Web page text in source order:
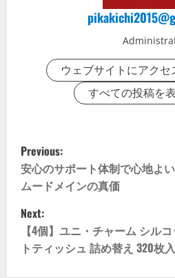
ウェブサイトにアク
すべての投稿を
P
o
s
n
Previous:
安心のサポート体制で心地よ
ムードメインの真価
Next:
【4個】ユニ・チャーム シル
トティッシュ 詰め替え 320枚